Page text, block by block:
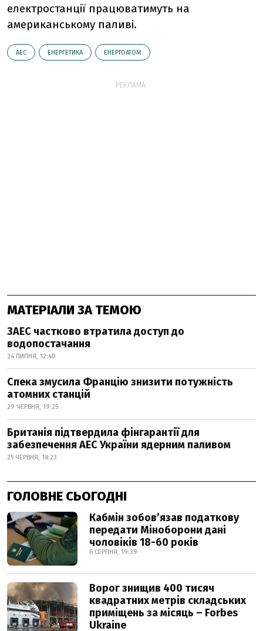
електростанції працюватимуть на
американському паливі.
АЕС ЕНЕРГЕТИКА ЕНЕРГОАТОМ
РЕКЛАМА:
МАТЕРІАЛИ ЗА ТЕМОЮ
ЗАЕС частково втратила доступ до
водопостачання
24 ЛИПНЯ, 12:40
Спека змусила Францію знизити потужність
атомних станцій
29 ЧЕРВНЯ, 19:25
Британія підтвердила фінгарантії для
забезпечення АЕС України ядерним паливом
25 ЧЕРВНЯ, 18:23
ГОЛОВНЕ СЬОГОДНІ
Кабмін зобовʼязав податкову
передати Міноборони дані
чоловіків 18-60 років
6 СЕРПНЯ, 19:39
Ворог знищив 400 тисяч
квадратних метрів складських
приміщень за місяць – Forbes
Ukraine